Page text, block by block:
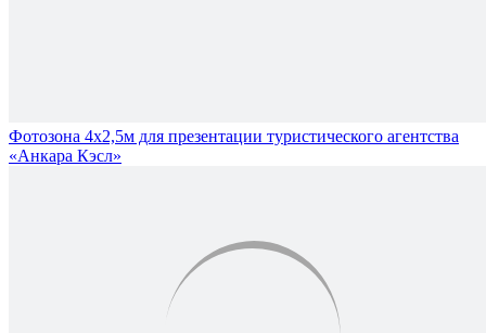
Фотозона 4х2,5м для презентации туристического агентства
«Анкара Кэсл»